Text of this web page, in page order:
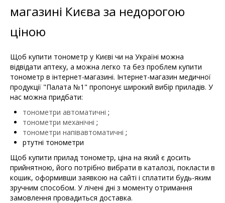
магазині Києва за недорогою
ціною
Щоб купити тонометр у Києві чи на Україні можна
відвідати аптеку, а можна легко та без проблем купити
тонометр в інтернет-магазині. Інтернет-магазин медичної
продукції "Палата №1" пропонує широкий вибір приладів. У
нас можна придбати:
тонометри автоматичні ;
тонометри механічні ;
тонометри напівавтоматичні ;
ртутні тонометри
Щоб купити прилад тонометр, ціна на який є досить
прийнятною, його потрібно вибрати в каталозі, покласти в
кошик, оформивши заявкою на сайті і сплатити будь-яким
зручним способом. У лічені дні з моменту отримання
замовлення провадиться доставка.